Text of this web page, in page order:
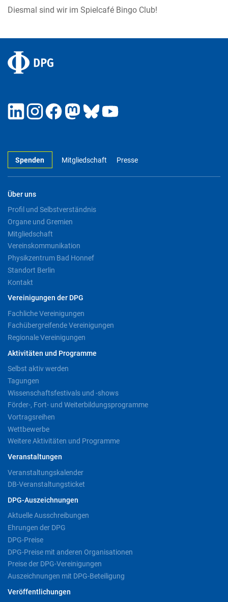
Diesmal sind wir im Spielcafé Bingo Club!
Spenden Mitgliedschaft Presse
Über uns
Profil und Selbstverständnis
Organe und Gremien
Mitgliedschaft
Vereinskommunikation
Physikzentrum Bad Honnef
Standort Berlin
Kontakt
Vereinigungen der DPG
Fachliche Vereinigungen
Fachübergreifende Vereinigungen
Regionale Vereinigungen
Aktivitäten und Programme
Selbst aktiv werden
Tagungen
Wissenschaftsfestivals und -shows
Förder-, Fort- und Weiterbildungsprogramme
Vortragsreihen
Wettbewerbe
Weitere Aktivitäten und Programme
Veranstaltungen
Veranstaltungskalender
DB-Veranstaltungsticket
DPG-Auszeichnungen
Aktuelle Ausschreibungen
Ehrungen der DPG
DPG-Preise
DPG-Preise mit anderen Organisationen
Preise der DPG-Vereinigungen
Auszeichnungen mit DPG-Beteiligung
Veröffentlichungen